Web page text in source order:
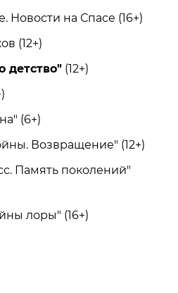
Новости на Спасе (16+)
(12+)
детство" (12+)
(6+)
Возвращение" (12+)
Память поколений"
лоры" (16+)